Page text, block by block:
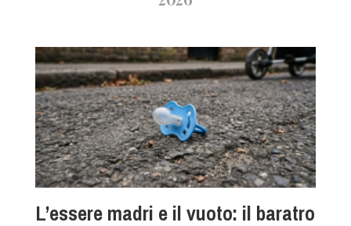
L’essere madri e il vuoto: il baratro